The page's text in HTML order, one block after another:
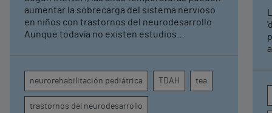
neurorrehabilitación
pediátrica de Vithas
aumentar la sobrecarga del sistema nervioso
en niños con trastornos del neurodesarrollo
Aunque todavía no existen estudios
atención, la regulación emocional y la
conducta
neurorehabilitación pediátrica TDAH tea
trastornos del neurodesarrollo